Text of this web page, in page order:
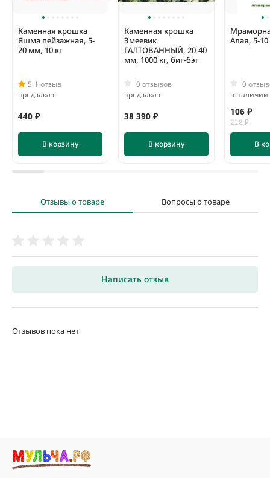
Каменная крошка
Яшма пейзажная, 5-
20 мм, 10 кг
5 1 отзыв
предзаказ
440 ₽
В корзину
Каменная крошка
Змеевик
ГАЛТОВАННЫЙ, 20-40
мм, 1000 кг, биг-бэг
0 отзывов
предзаказ
38 390 ₽
В корзину
Алая, 5-
0
в наличии
106 ₽
228 ₽
В
Отзывы о товаре Вопросы о товаре
Написать отзыв
Отзывов пока нет